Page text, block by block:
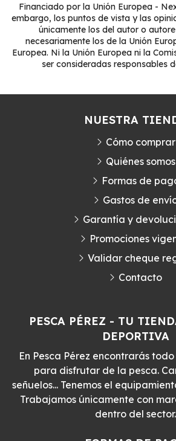
Financiado por la Unión Europea -
embargo, los puntos de vista y las
únicamente los del autor o
necesariamente los de la Unión
Europea. Ni la Unión Europea ni la
ser consideradas responsables
PESCA PÉREZ - TU
DEPORTIVA
En Pesca Pérez encontrarás
para disfrutar de la pesca.
señuelos... Tenemos el
Trabajamos únicamente con
dentro del sector.
NUESTRA
Cómo comprar
Quiénes somos
Formas de
Gastos de
Garantía y
Promociones
Validar cheque
Contacto